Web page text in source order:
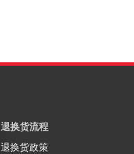
退换货流程
退换货政策